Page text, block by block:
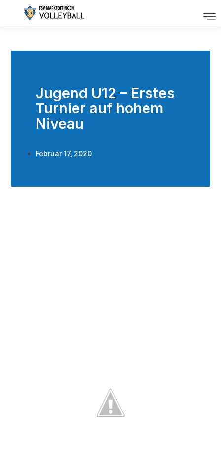
Jugend U12 – Erstes
Turnier auf hohem
Niveau
Februar 17, 2020